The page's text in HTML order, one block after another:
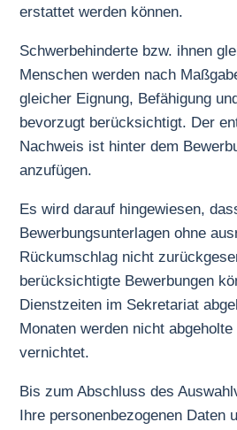
erstattet werden können.
Schwerbehinderte bzw. ihnen
Menschen werden nach
gleicher Eignung, Befähigung
bevorzugt berücksichtigt. Der
Nachweis ist hinter dem
anzufügen.
Es wird darauf hingewiesen,
Bewerbungsunterlagen ohne
Rückumschlag nicht
berücksichtigte Bewerbungen
Dienstzeiten im Sekretariat
Monaten werden nicht abgeholte
vernichtet.
Bis zum Abschluss des
Ihre personenbezogenen Daten